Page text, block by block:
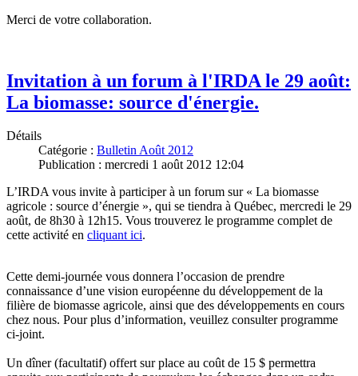
Merci de votre collaboration.
Invitation à un forum à l'IRDA le 29 août:
La biomasse: source d'énergie.
Détails
Catégorie : Bulletin Août 2012
Publication : mercredi 1 août 2012 12:04
L’IRDA vous invite à participer à un forum sur « La biomasse
agricole : source d’énergie », qui se tiendra à Québec, mercredi le 29
août, de 8h30 à 12h15. Vous trouverez le programme complet de
cette activité en cliquant ici.
Cette demi-journée vous donnera l’occasion de prendre
connaissance d’une vision européenne du développement de la
filière de biomasse agricole, ainsi que des développements en cours
chez nous. Pour plus d’information, veuillez consulter programme
ci-joint.
Un dîner (facultatif) offert sur place au coût de 15 $ permettra